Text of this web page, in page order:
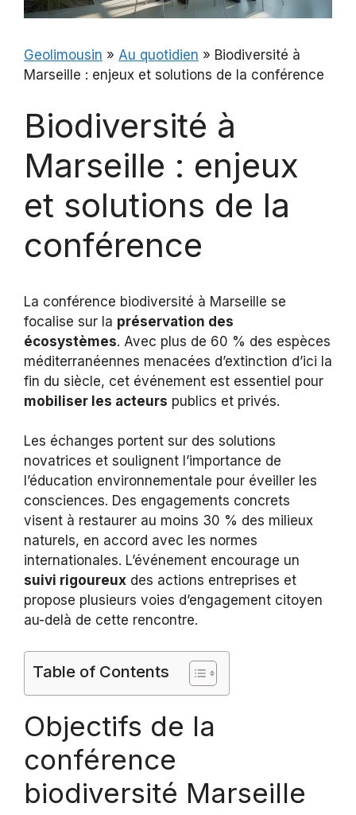
Geolimousin » Au quotidien » Biodiversité à
Marseille : enjeux et solutions de la conférence
Biodiversité à
Marseille : enjeux
et solutions de la
conférence
La conférence biodiversité à Marseille se
focalise sur la préservation des
écosystèmes. Avec plus de 60 % des espèces
méditerranéennes menacées d’extinction d’ici la
fin du siècle, cet événement est essentiel pour
mobiliser les acteurs publics et privés.
Les échanges portent sur des solutions
novatrices et soulignent l’importance de
l’éducation environnementale pour éveiller les
consciences. Des engagements concrets
visent à restaurer au moins 30 % des milieux
naturels, en accord avec les normes
internationales. L’événement encourage un
suivi rigoureux des actions entreprises et
propose plusieurs voies d’engagement citoyen
au-delà de cette rencontre.
Table of Contents
Objectifs de la
conférence
biodiversité Marseille